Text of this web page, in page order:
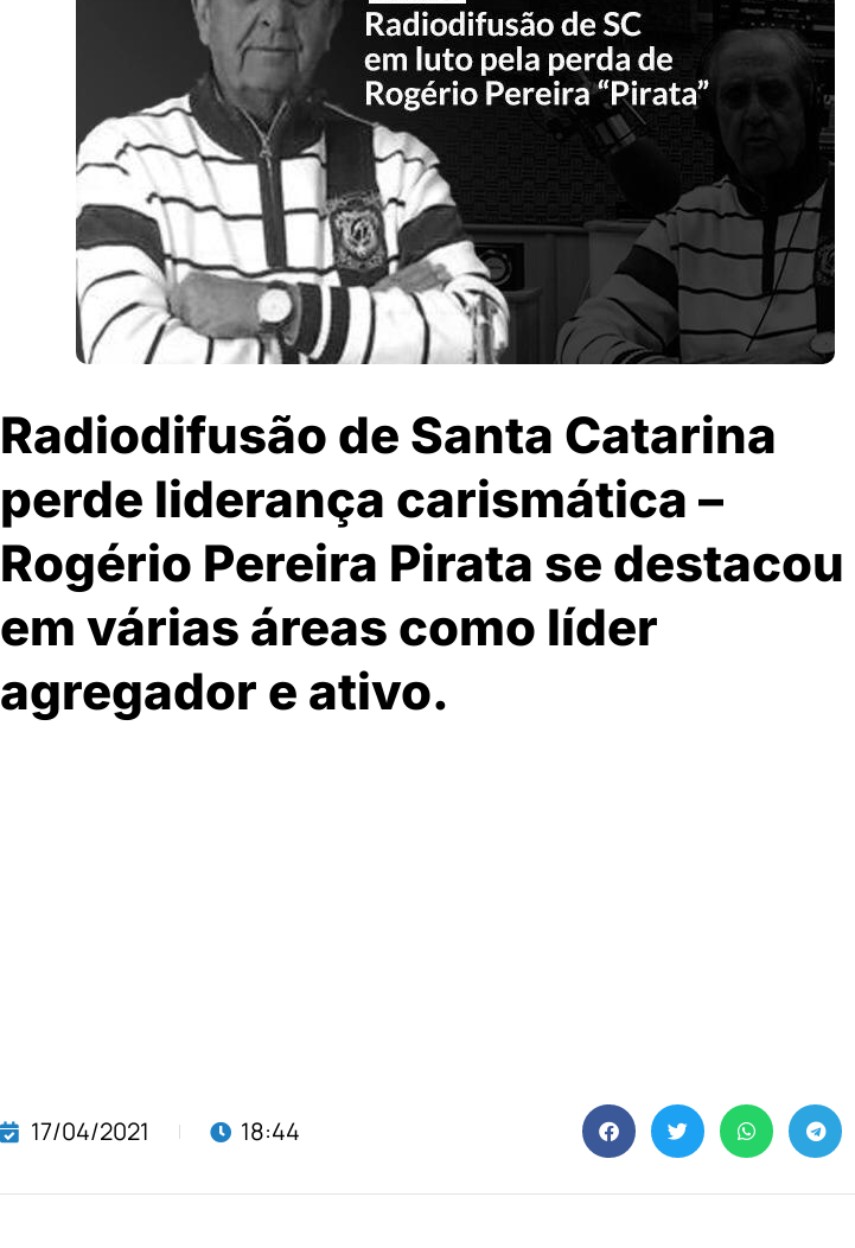
Radiodifusão de Santa Catarina
perde liderança carismática –
Rogério Pereira Pirata se destacou
em várias áreas como líder
agregador e ativo.
17/04/2021 18:44